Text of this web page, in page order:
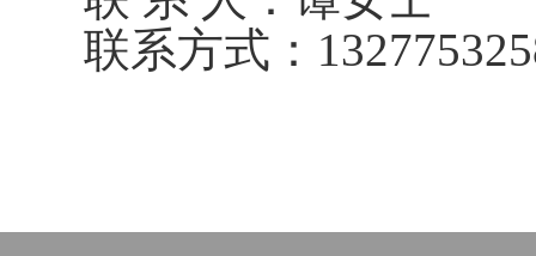
联系方式：